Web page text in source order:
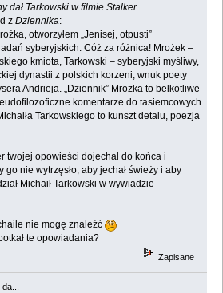
dał Tarkowski w filmie Stalker.
zDziennika:
otworzyłem „Jenisej, otpusti”
syberyjskich. Cóż za różnica! Mrożek –
kmiota, Tarkowski – syberyjski myśliwy,
dynastii z polskich korzeni, wnuk poety
Andrieja. „Dziennik” Mrożka to bełkotliwe
komentarze do tasiemcowych
Tarkowskiego to kunszt detalu, poezja
twojej opowieści dojechał do końca i
go nie wytrzęsło, aby jechał świeży i aby
Michaił Tarkowski w wywiadzie
nie mogę znaleźć
te opowiadania?
Zapisane